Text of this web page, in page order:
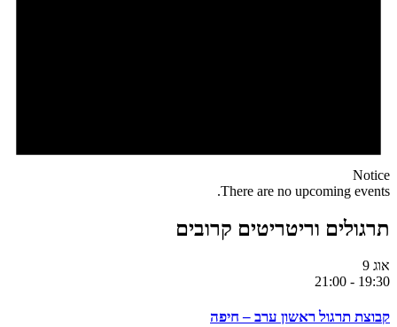
Notice
There are no upcoming events.
תרגולים וריטריטים קרובים
אוג 9
19:30
-
21:00
קבוצת תרגול ראשון ערב – חיפה